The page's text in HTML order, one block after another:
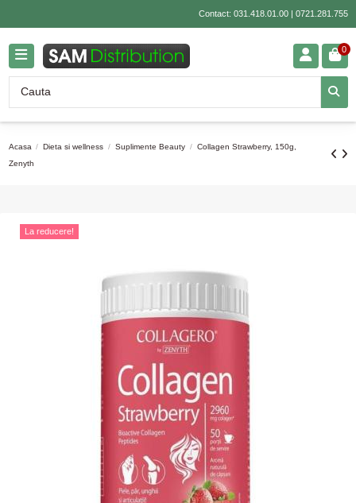
Contact: 031.418.01.00| 0721.281.755
0
Acasa Dieta si wellness Suplimente Beauty
Collagen Strawberry, 150g,
Zenyth
La reducere!